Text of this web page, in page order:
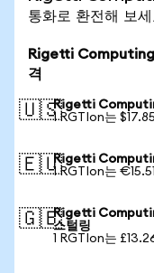
통화로 환전해 보세
Rigetti
격
🇺🇸Rigetti
1 RGTIon는
🇪🇺Rigetti
1 RGTIon는
🇬🇧Rigetti
스털링
1 RGTIon는